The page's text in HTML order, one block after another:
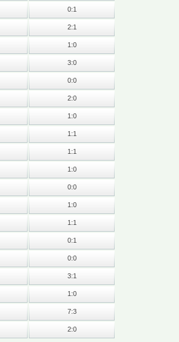
0:1
2:1
1:0
3:0
0:0
2:0
1:0
1:1
1:1
1:0
0:0
1:0
1:1
0:1
0:0
3:1
1:0
7:3
2:0